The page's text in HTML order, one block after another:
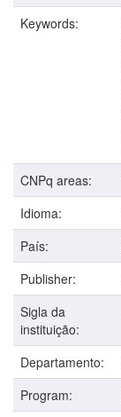
Keywords:
CNPq areas:
Idioma:
País:
Publisher:
Sigla da
instituição:
Departamento:
Program: